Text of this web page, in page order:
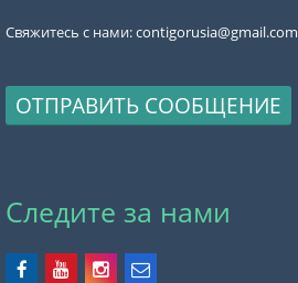
Свяжитесь с нами:contigorusia@gmail.com
ОТПРАВИТЬ СООБЩЕНИЕ
Следите за нами